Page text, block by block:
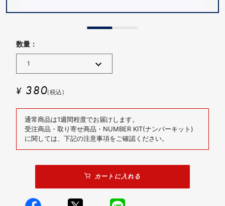
数量 :
¥ 380(税込)
通常商品は1週間程度でお届けします。
受注商品・取り寄せ商品・NUMBER KIT(ナンバーキット)
に関しては、下記の注意事項をご確認ください。
カートに入れる